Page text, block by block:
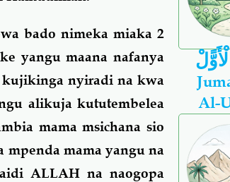
bado nimeka miaka 2
yangu maana nafanya
kujikinga nyiradi na kwa
alikuja kututembelea
mama msichana sio
mama yangu na
ALLAH na naogopa
Al-